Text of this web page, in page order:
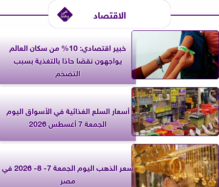
الاقتصاد
خبير اقتصادي: 10% من سكان العالم
يواجهون نقصًا حادًا بالتغذية بسبب
التضخم
أسعار السلع الغذائية في الأسواق اليوم
الجمعة 7 أغسطس 2026
سعر الذهب اليوم الجمعة 7- 8- 2026 في
مصر